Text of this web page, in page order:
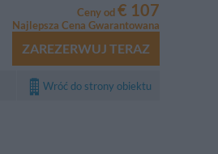
Deutsch
Español
Русский
Português
Ceny od€ 107
Najlepsza Cena Gwarantowana
ZAREZERWUJ TERAZ
Wróć do strony obiektu